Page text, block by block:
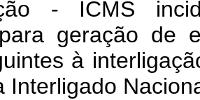
- ICMS
geração de
à
Interligado